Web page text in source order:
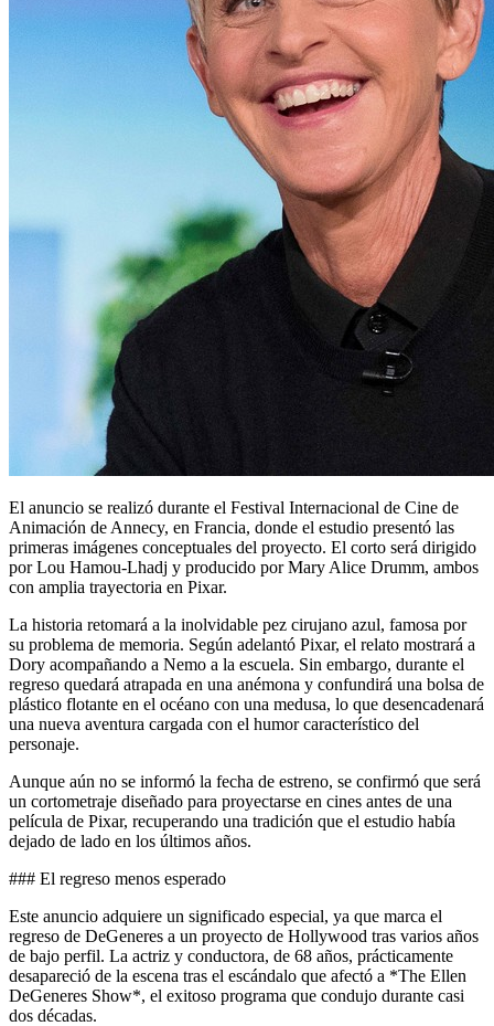
El anuncio se realizó durante el Festival Internacional de Cine de
Animación de Annecy, en Francia, donde el estudio presentó las
primeras imágenes conceptuales del proyecto. El corto será dirigido
por Lou Hamou-Lhadj y producido por Mary Alice Drumm, ambos
con amplia trayectoria en Pixar.
La historia retomará a la inolvidable pez cirujano azul, famosa por
su problema de memoria. Según adelantó Pixar, el relato mostrará a
Dory acompañando a Nemo a la escuela. Sin embargo, durante el
regreso quedará atrapada en una anémona y confundirá una bolsa de
plástico flotante en el océano con una medusa, lo que desencadenará
una nueva aventura cargada con el humor característico del
personaje.
Aunque aún no se informó la fecha de estreno, se confirmó que será
un cortometraje diseñado para proyectarse en cines antes de una
película de Pixar, recuperando una tradición que el estudio había
dejado de lado en los últimos años.
### El regreso menos esperado
Este anuncio adquiere un significado especial, ya que marca el
regreso de DeGeneres a un proyecto de Hollywood tras varios años
de bajo perfil. La actriz y conductora, de 68 años, prácticamente
desapareció de la escena tras el escándalo que afectó a *The Ellen
DeGeneres Show*, el exitoso programa que condujo durante casi
dos décadas.